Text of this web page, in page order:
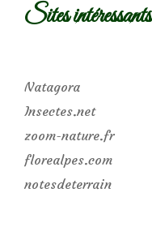
Sites intéressants
Natagora
Insectes.net
zoom-nature.fr
florealpes.com
notesdeterrain